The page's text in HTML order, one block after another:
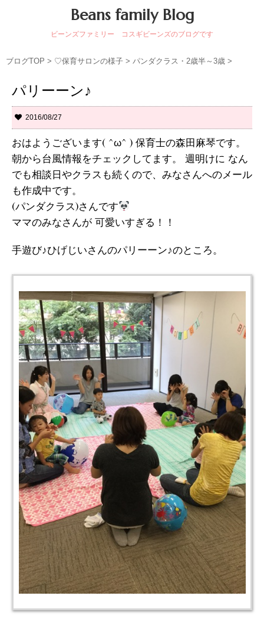
Beans family Blog
ビーンズファミリー コスギビーンズのブログです
ブログTOP > ♡保育サロンの様子 > パンダクラス・2歳半～3歳 >
パリーーン♪
2016/08/27
おはようございます( ^ω^ ) 保育士の森田麻琴です。
朝から台風情報をチェックしてます。 週明けに なん
でも相談日やクラスも続くので、みなさんへのメール
も作成中です。
(パンダクラス)さんです
ママのみなさんが 可愛いすぎる！！
手遊び♪ひげじいさんのパリーーン♪のところ。